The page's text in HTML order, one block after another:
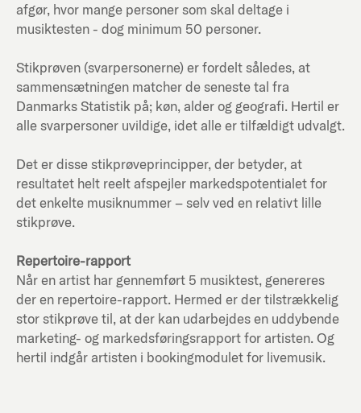
afgør, hvor mange personer som skal deltage i
musiktesten - dog minimum 50 personer.
Stikprøven (svarpersonerne) er fordelt således, at
sammensætningen matcher de seneste tal fra
Danmarks Statistik på; køn, alder og geografi. Hertil er
alle svarpersoner uvildige, idet alle er tilfældigt udvalgt.
Det er disse stikprøveprincipper, der betyder, at
resultatet helt reelt afspejler markedspotentialet for
det enkelte musiknummer – selv ved en relativt lille
stikprøve.
Repertoire-rapport
Når en artist har gennemført 5 musiktest, genereres
der en repertoire-rapport. Hermed er der tilstrækkelig
stor stikprøve til, at der kan udarbejdes en uddybende
marketing- og markedsføringsrapport for artisten. Og
hertil indgår artisten i bookingmodulet for livemusik.